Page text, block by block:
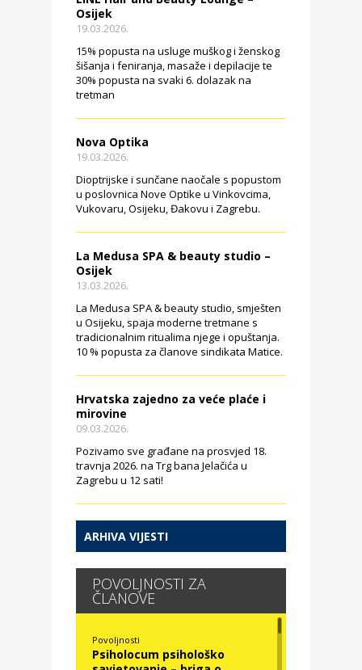
Osijek
19.03.2026.
15% popusta na usluge muškog i ženskog
šišanja i feniranja, masaže i depilacije te
30% popusta na svaki 6. dolazak na
tretman
Nova Optika
19.03.2026.
Dioptrijske i sunčane naočale s popustom
u poslovnica Nove Optike u Vinkovcima,
Vukovaru, Osijeku, Đakovu i Zagrebu.
La Medusa SPA & beauty studio –
Osijek
13.03.2026.
La Medusa SPA & beauty studio, smješten
u Osijeku, spaja moderne tretmane s
tradicionalnim ritualima njege i opuštanja.
10 % popusta za članove sindikata Matice.
Hrvatska zajedno za veće plaće i
mirovine
09.03.2026.
Pozivamo sve građane na prosvjed 18.
travnja 2026. na Trg bana Jelačića u
Zagrebu u 12 sati!
ARHIVA VIJESTI
POVOLJNOSTI ZA
ČLANOVE
Povoljnosti
Psiholocum psihološko